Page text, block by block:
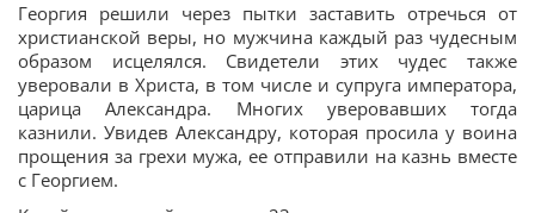
Георгия решили через пытки заставить отречься от
христианской веры, но мужчина каждый раз чудесным
образом исцелялся. Свидетели этих чудес также
уверовали в Христа, в том числе и супруга императора,
царица Александра. Многих уверовавших тогда
казнили. Увидев Александру, которая просила у воина
прощения за грехи мужа, ее отправили на казнь вместе
с Георгием.